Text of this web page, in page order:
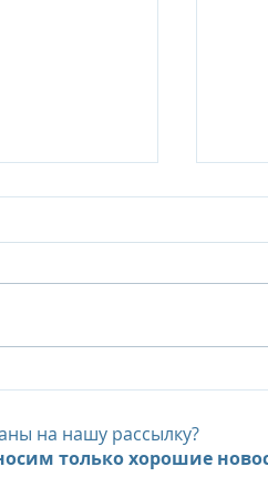
на
декабря
на нашу рассылку?
только хорошие